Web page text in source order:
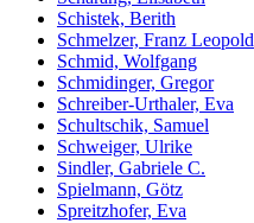
Schistek, Berith
Schmelzer, Franz Leopold
Schmid, Wolfgang
Schmidinger, Gregor
Schreiber-Urthaler, Eva
Schultschik, Samuel
Schweiger, Ulrike
Sindler, Gabriele C.
Spielmann, Götz
Spreitzhofer, Eva